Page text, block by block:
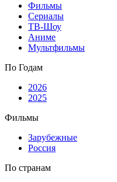
Фильмы
Сериалы
ТВ-Шоу
Аниме
Мультфильмы
По Годам
2026
2025
Фильмы
Зарубежные
Россия
По странам